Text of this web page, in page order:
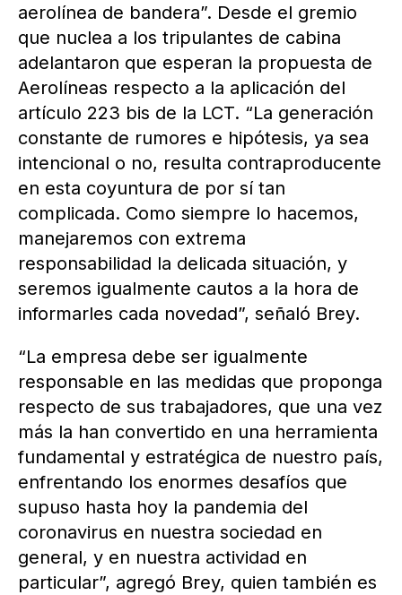
aerolínea de bandera”. Desde el gremio
que nuclea a los tripulantes de cabina
adelantaron que esperan la propuesta de
Aerolíneas respecto a la aplicación del
artículo 223 bis de la LCT. “La generación
constante de rumores e hipótesis, ya sea
intencional o no, resulta contraproducente
en esta coyuntura de por sí tan
complicada. Como siempre lo hacemos,
manejaremos con extrema
responsabilidad la delicada situación, y
seremos igualmente cautos a la hora de
informarles cada novedad”, señaló Brey.
“La empresa debe ser igualmente
responsable en las medidas que proponga
respecto de sus trabajadores, que una vez
más la han convertido en una herramienta
fundamental y estratégica de nuestro país,
enfrentando los enormes desafíos que
supuso hasta hoy la pandemia del
coronavirus en nuestra sociedad en
general, y en nuestra actividad en
particular”, agregó Brey, quien también es